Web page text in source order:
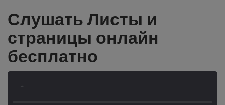
Слушать Листы и
страницы онлайн
бесплатно
-